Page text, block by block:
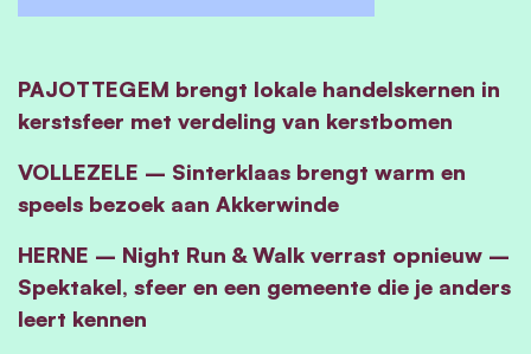
PAJOTTEGEM brengt lokale handelskernen in
kerstsfeer met verdeling van kerstbomen
VOLLEZELE – Sinterklaas brengt warm en
speels bezoek aan Akkerwinde
HERNE – Night Run & Walk verrast opnieuw –
Spektakel, sfeer en een gemeente die je anders
leert kennen